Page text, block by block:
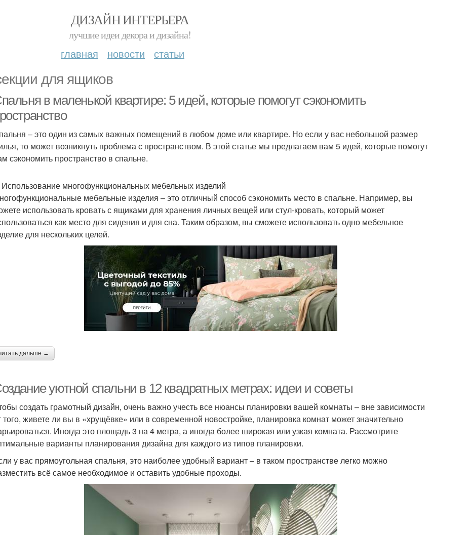
ДИЗАЙН ИНТЕРЬЕРА
лучшие идеи декора и дизайна!
главная новости статьи
для ящиков
в маленькой квартире: 5 идей, которые помогут сэкономить
– это один из самых важных помещений в любом доме или квартире. Но если у вас небольшой размер
то может возникнуть проблема с пространством. В этой статье мы предлагаем вам 5 идей, которые помогут
сэкономить пространство в спальне.
Использование многофункциональных мебельных изделий
мебельные изделия – это отличный способ сэкономить место в спальне. Например, вы
использовать кровать с ящиками для хранения личных вещей или стул-кровать, который может
как место для сидения и для сна. Таким образом, вы сможете использовать одно мебельное
для нескольких целей.
дальше →
уютной спальни в 12 квадратных метрах: идеи и советы
создать грамотный дизайн, очень важно учесть все нюансы планировки вашей комнаты – вне зависимости
того, живете ли вы в «хрущёвке» или в современной новостройке, планировка комнат может значительно
Иногда это площадь 3 на 4 метра, а иногда более широкая или узкая комната. Рассмотрите
варианты планирования дизайна для каждого из типов планировки.
у вас прямоугольная спальня, это наиболее удобный вариант – в таком пространстве легко можно
всё самое необходимое и оставить удобные проходы.